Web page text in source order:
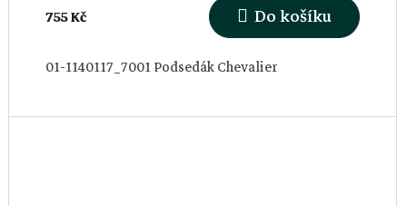
755 Kč Do košíku
01-1140117_7001 Podsedák Chevalier